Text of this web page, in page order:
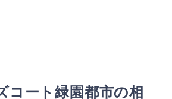
コート緑園都市の相